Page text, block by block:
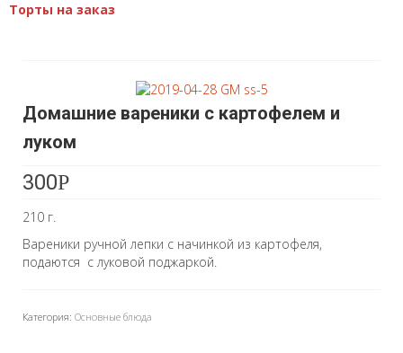
Торты на заказ
Домашние вареники с картофелем и
луком
300Р
210 г.
Вареники ручной лепки с начинкой из картофеля,
подаются с луковой поджаркой.
Категория: Основные блюда